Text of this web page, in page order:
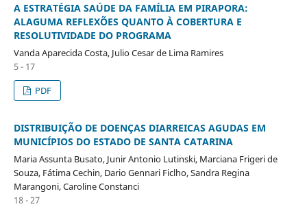
A ESTRATÉGIA SAÚDE DA FAMÍLIA EM PIRAPORA:
ALAGUMA REFLEXÕES QUANTO À COBERTURA E
RESOLUTIVIDADE DO PROGRAMA
Vanda Aparecida Costa, Julio Cesar de Lima Ramires
5 - 17
PDF
DISTRIBUIÇÃO DE DOENÇAS DIARREICAS AGUDAS EM
MUNICÍPIOS DO ESTADO DE SANTA CATARINA
Maria Assunta Busato, Junir Antonio Lutinski, Marciana Frigeri de
Souza, Fátima Cechin, Dario Gennari Ficlho, Sandra Regina
Marangoni, Caroline Constanci
18 - 27